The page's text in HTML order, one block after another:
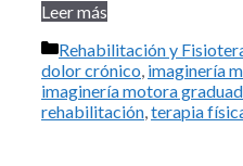
Leer más
Categorías
Rehabilitación y
dolor crónico, imaginería
imaginería motora
rehabilitación,terapia